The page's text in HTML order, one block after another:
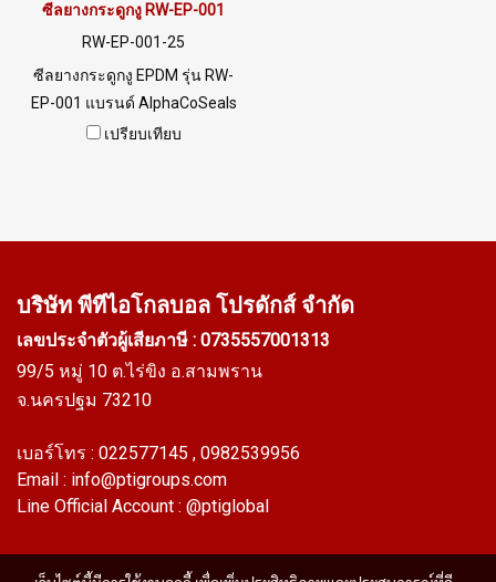
ซีลยางกระดูกงู RW-EP-001
RW-EP-001-25
ซีลยางกระดูกงู EPDM รุ่น RW-
EP-001 แบรนด์ AlphaCoSeals
เสริมเหล็ก แข็งแรง ทนทาน
มากกว่า 250 เมตร หรือต้องการ
LINE: @ptiglobal
เปรียบเทียบ
บริษัท พีทีไอโกลบอล โปรดักส์ จำกัด
เลขประจำตัวผู้เสียภาษี : 0735557001313
99/5 หมู่ 10 ต.ไร่ขิง อ.สามพราน
จ.นครปฐม 73210
เบอร์โทร : 022577145 , 0982539956
Email : info@ptigroups.com
Line Official Account : @ptiglobal